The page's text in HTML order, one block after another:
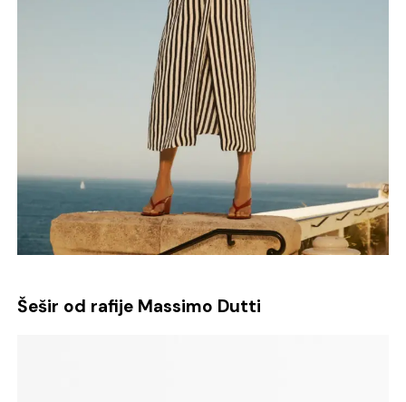
Šešir od rafije Massimo Dutti